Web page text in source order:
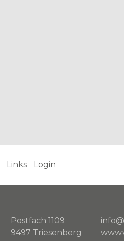
Links Login
Postfach 1109
9497 Triesenberg